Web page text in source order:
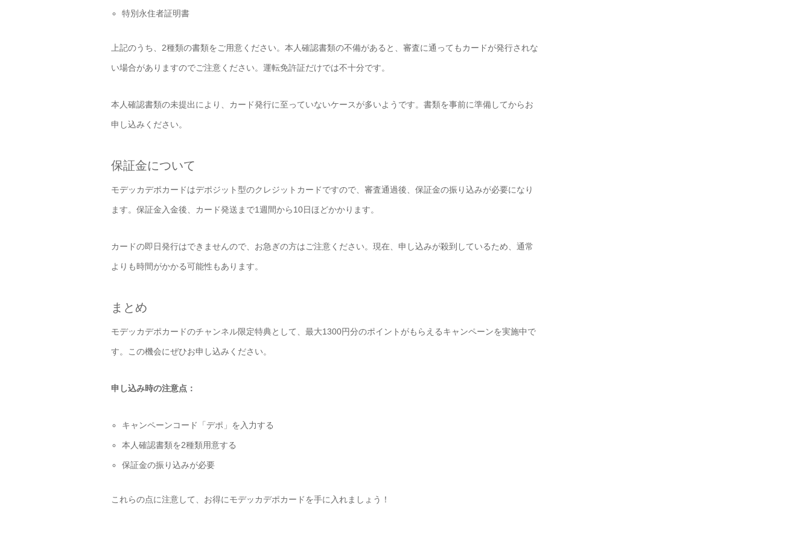
特別永住者証明書
上記のうち、2種類の書類をご用意ください。本人確認書類の不備があると、審査に通ってもカードが発行されな
い場合がありますのでご注意ください。運転免許証だけでは不十分です。
本人確認書類の未提出により、カード発行に至っていないケースが多いようです。書類を事前に準備してからお
申し込みください。
保証金について
モデッカデポカードはデポジット型のクレジットカードですので、審査通過後、保証金の振り込みが必要になり
ます。保証金入金後、カード発送まで1週間から10日ほどかかります。
カードの即日発行はできませんので、お急ぎの方はご注意ください。現在、申し込みが殺到しているため、通常
よりも時間がかかる可能性もあります。
まとめ
モデッカデポカードのチャンネル限定特典として、最大1300円分のポイントがもらえるキャンペーンを実施中で
す。この機会にぜひお申し込みください。
申し込み時の注意点：
キャンペーンコード「デポ」を入力する
本人確認書類を2種類用意する
保証金の振り込みが必要
これらの点に注意して、お得にモデッカデポカードを手に入れましょう！